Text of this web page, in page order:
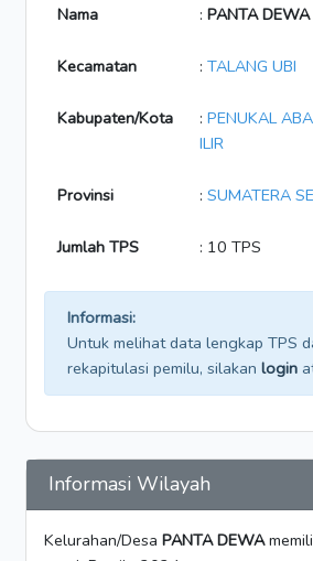
Nama : PANTA DEWA
Kecamatan : TALANG UBI
Kabupaten/Kota : PENUKAL
ILIR
Provinsi : SUMATERA
Jumlah TPS : 10 TPS
Informasi:
Untuk melihat data lengkap TPS
rekapitulasi pemilu, silakan login
Informasi Wilayah
Kelurahan/Desa PANTA DEWA